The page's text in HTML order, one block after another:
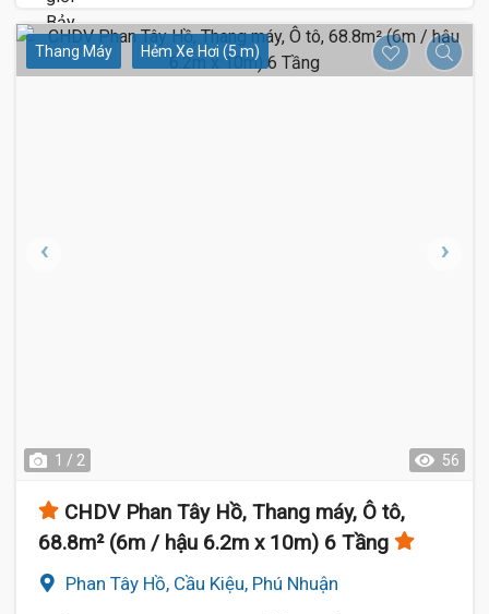
Thang Máy Hẻm Xe Hơi (5 m)
1 / 2 56
CHDV Phan Tây Hồ, Thang máy, Ô tô,
68.8m² (6m / hậu 6.2m x 10m) 6 Tầng
Phan Tây Hồ, Cầu Kiệu, Phú Nhuận